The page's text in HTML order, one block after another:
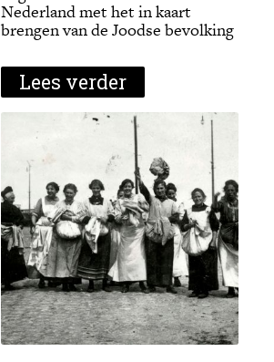
Nederland met het in kaart
brengen van de Joodse bevolking
Lees verder